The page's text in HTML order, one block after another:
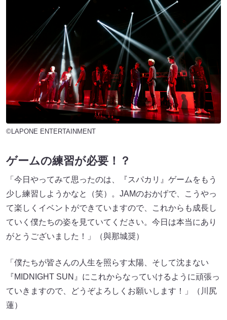
©LAPONE ENTERTAINMENT
ゲームの練習が必要！？
「今日やってみて思ったのは、『スパカリ』ゲームをもう
少し練習しようかなと（笑）。JAMのおかげで、こうやっ
て楽しくイベントができていますので、これからも成長し
ていく僕たちの姿を見ていてください。今日は本当にあり
がとうございました！」（與那城奨）
「僕たちが皆さんの人生を照らす太陽、そして沈まない
『MIDNIGHT SUN』にこれからなっていけるように頑張っ
ていきますので、どうぞよろしくお願いします！」（川尻
蓮）